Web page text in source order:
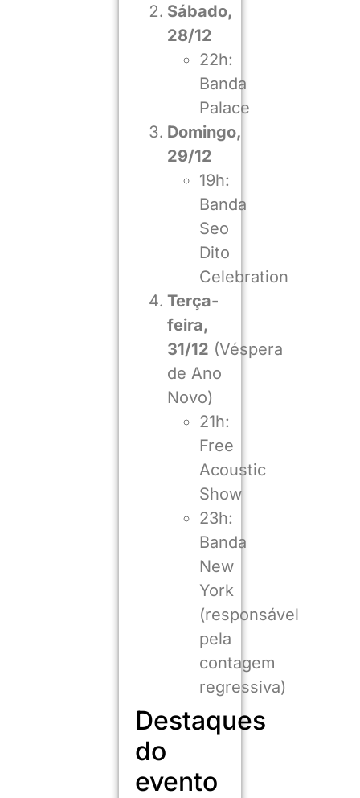
Sábado,
28/12
22h:
Banda
Palace
Domingo,
29/12
19h:
Banda
Seo
Dito
Celebration
Terça-
feira,
31/12 (Véspera
de Ano
Novo)
21h:
Free
Acoustic
Show
23h:
Banda
New
York
(responsável
pela
contagem
regressiva)
Destaques
do
evento